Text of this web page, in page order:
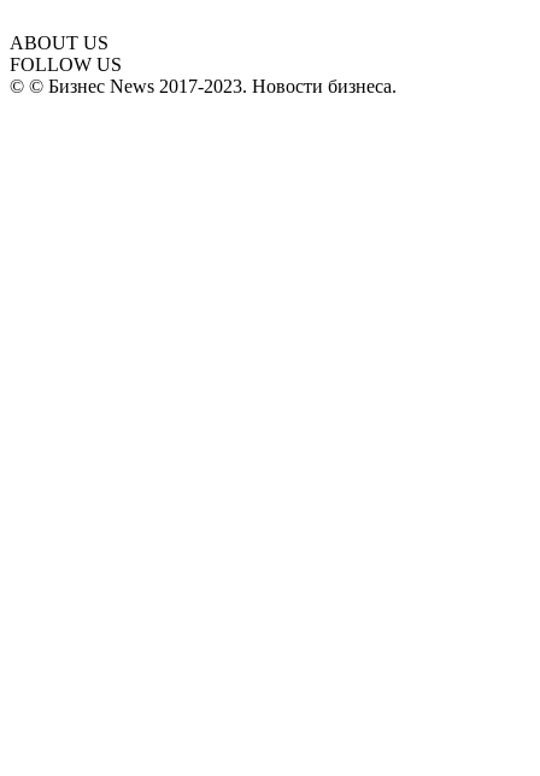
ABOUT US
FOLLOW US
© © Бизнес News 2017-2023. Новости бизнеса.